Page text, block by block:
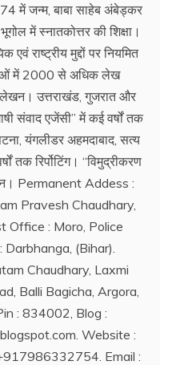
में जन्म, बाबा साहेब अंबेड्कर
में स्नातकोत्तर की शिक्षा।
एवं राष्ट्रीय मुद्दों पर नियमित
में 2000 से अधिक लेख
उत्तराखंड, गुजरात और
संवाद एजेंसी’’ में कई वर्षों तक
यंगलीडर अहमदाबाद, सत्य
तक रिर्पोटिंग। ‘‘विमुद्रीकरण
Permanent Addess :
Pravesh Chaudhary,
Office : Moro, Police
(Bihar).
Chaudhary, Laxmi
Balli Bagicha, Argora,
: 834002, Blog :
Website :
Email :